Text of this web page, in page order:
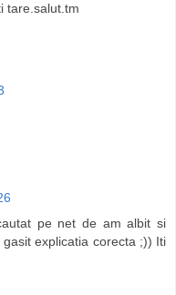
tare.salut.tm
pe net de am albit si
explicatia corecta ;)) Iti